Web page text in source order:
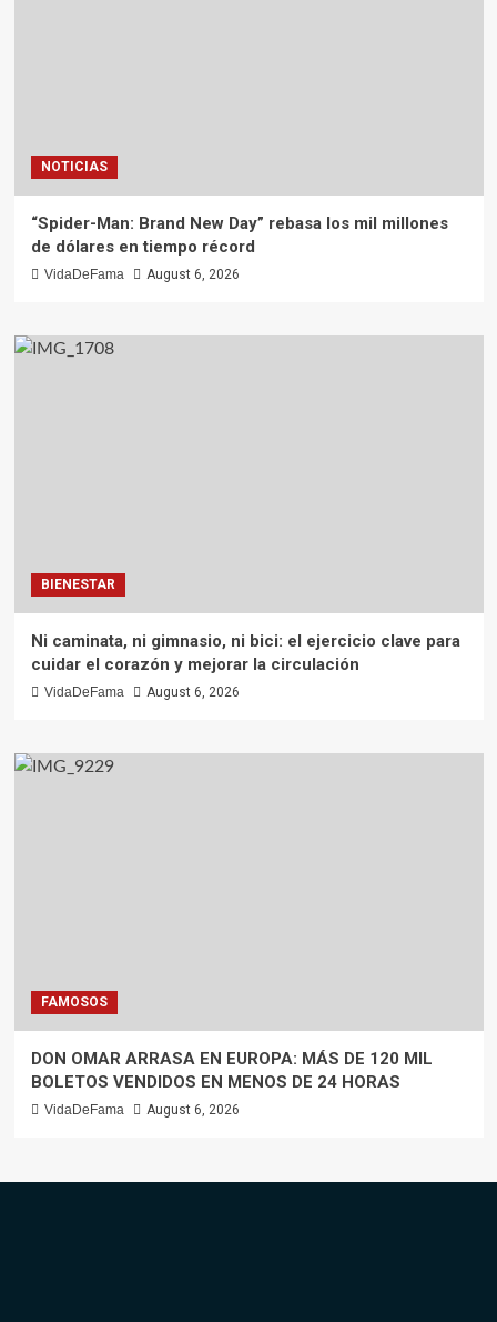
NOTICIAS
“Spider-Man: Brand New Day” rebasa los mil millones
de dólares en tiempo récord
VidaDeFama August 6, 2026
BIENESTAR
Ni caminata, ni gimnasio, ni bici: el ejercicio clave para
cuidar el corazón y mejorar la circulación
VidaDeFama August 6, 2026
FAMOSOS
DON OMAR ARRASA EN EUROPA: MÁS DE 120 MIL
BOLETOS VENDIDOS EN MENOS DE 24 HORAS
VidaDeFama August 6, 2026